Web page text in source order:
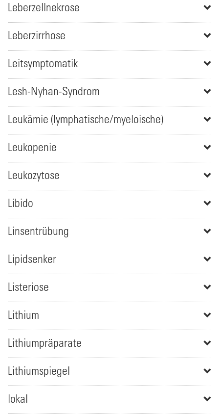
Leberzellnekrose
Leberzirrhose
Leitsymptomatik
Lesh-Nyhan-Syndrom
Leukämie (lymphatische/myeloische)
Leukopenie
Leukozytose
Libido
Linsentrübung
Lipidsenker
Listeriose
Lithium
Lithiumpräparate
Lithiumspiegel
lokal